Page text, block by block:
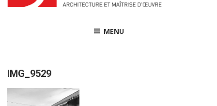
MENU
IMG_9529